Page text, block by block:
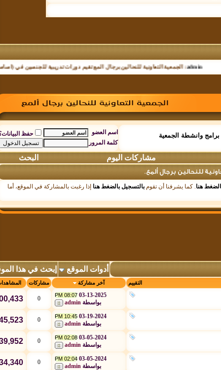
:الجمعية التعاونية للنحالين برجال المع تقيم دورات تدريبية للجنسين في (اساسيات
وانشطة الجمعية اسم العضو
حفظ البيانات؟
كلمة المرور
مشاركات اليوم البحث
للنحالين برجال ألمع.
هنا. كما يشرفنا أن تقومبالتسجيل بالضغط هناإذا رغبت بالمشاركة في الموقع، أما
أدوات الموقع إبحث في هذا الموقع
التقييم آخر مشاركة مشاركات المشاهدات
03-13-2025
08:07 PM
بواسطةadmin
100,433
03-19-2024
10:45 PM
بواسطةadmin
845,523
03-05-2024
02:08 PM
بواسطةadmin
639,952
03-05-2024
02:04 PM
بواسطةadmin
634,340